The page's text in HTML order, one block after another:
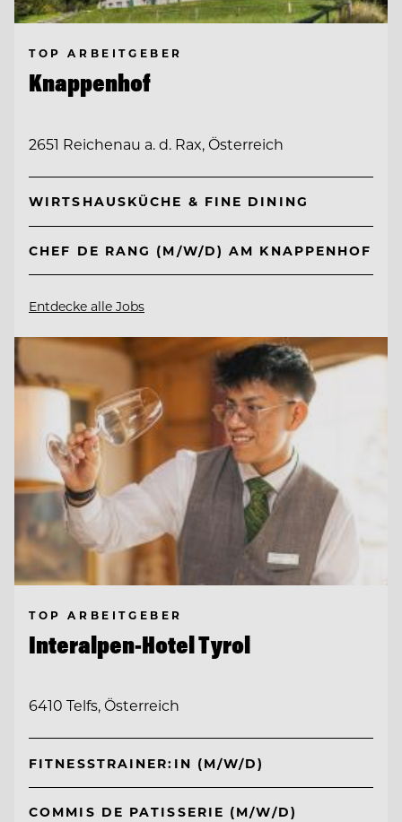
TOP ARBEITGEBER
Knappenhof
2651 Reichenau a. d. Rax, Österreich
WIRTSHAUSKÜCHE & FINE DINING
CHEF DE RANG (M/W/D) AM KNAPPENHOF
Entdecke alle Jobs
TOP ARBEITGEBER
Interalpen-Hotel Tyrol
6410 Telfs, Österreich
FITNESSTRAINER:IN (M/W/D)
COMMIS DE PATISSERIE (M/W/D)